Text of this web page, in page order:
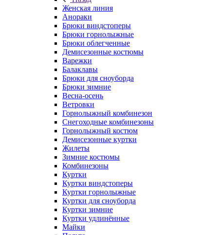
Женская линия
Анораки
Брюки виндстоперы
Брюки горнолыжные
Брюки облегченные
Демисезонные костюмы
Варежки
Балаклавы
Брюки для сноуборда
Брюки зимние
Весна-осень
Ветровки
Горнолыжный комбинезон
Снегоходные комбинезоны
Горнолыжный костюм
Демисезонные куртки
Жилеты
Зимние костюмы
Комбинезоны
Куртки
Куртки виндстоперы
Куртки горнолыжные
Куртки для сноуборда
Куртки зимние
Куртки удлинённые
Майки